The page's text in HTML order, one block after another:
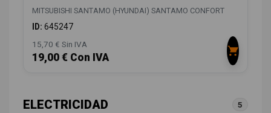
MITSUBISHI SANTAMO (HYUNDAI) SANTAMO CONFORT
ID: 645247
15,70 € Sin IVA
19,00 € Con IVA
ELECTRICIDAD 5